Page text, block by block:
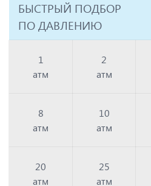
БЫСТРЫЙ ПОДБОР
ПО ДАВЛЕНИЮ
1
атм
2
атм
8
атм
10
атм
20
атм
25
атм